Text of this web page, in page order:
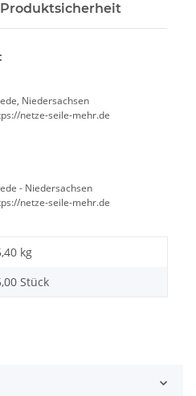
Niedersachsen
netze-seile-mehr.de
- Niedersachsen
netze-seile-mehr.de
kg
Stück